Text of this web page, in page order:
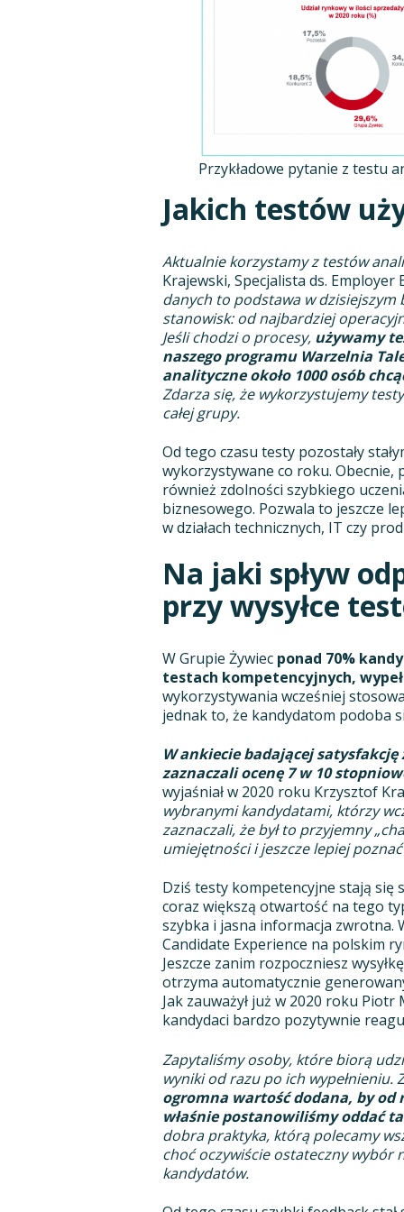
Przykładowe pytanie z testu
Jakich testów
Aktualnie korzystamy z testów
Krajewski, Specjalista ds. Employer
danych to podstawa w dzisiejszym
stanowisk: od najbardziej
Jeśli chodzi o procesy, używamy
naszego programu Warzelnia
analityczne około 1000 osób
Zdarza się, że wykorzystujemy
całej grupy.
Od tego czasu testy pozostały
wykorzystywane co roku. Obecnie,
również zdolności szybkiego
biznesowego. Pozwala to jeszcze
w działach technicznych, IT czy
Na jaki spływ
przy wysyłce
W Grupie Żywiec ponad 70%
testach kompetencyjnych,
wykorzystywania wcześniej
jednak to, że kandydatom podoba
W ankiecie badającej
zaznaczali ocenę 7 w 10
wyjaśniał w 2020 roku Krzysztof
wybranymi kandydatami, którzy
zaznaczali, że był to przyjemny
umiejętności i jeszcze lepiej
Dziś testy kompetencyjne stają się
coraz większą otwartość na tego
szybka i jasna informacja zwrotna.
Candidate Experience na polskim
Jeszcze zanim rozpoczniesz
otrzyma automatycznie
Jak zauważył już w 2020 roku
kandydaci bardzo pozytywnie
Zapytaliśmy osoby, które biorą
wyniki od razu po ich wypełnieniu.
ogromna wartość dodana, by od
właśnie postanowiliśmy oddać
dobra praktyka, którą polecamy
choć oczywiście ostateczny wybór
kandydatów.